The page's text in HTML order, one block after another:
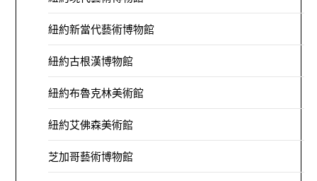
紐約新當代藝術博物館
紐約古根漢博物館
紐約布魯克林美術館
紐約艾佛森美術館
芝加哥藝術博物館